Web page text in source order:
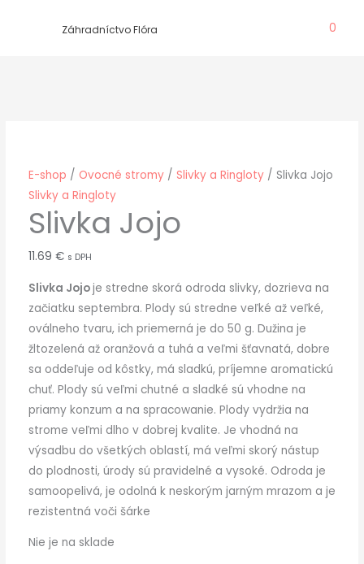
Záhradníctvo Flóra 0
E-shop / Ovocné stromy/ Slivky a Ringloty/ Slivka Jojo
Slivky a Ringloty
Slivka Jojo
11.69 € s DPH
Slivka Jojoje stredne skorá odroda slivky, dozrieva na
začiatku septembra. Plody sú stredne veľké až veľké,
oválneho tvaru, ich priemerná je do 50 g. Dužina je
žltozelená až oranžová a tuhá a veľmi šťavnatá, dobre
sa oddeľuje od kôstky, má sladkú, príjemne aromatickú
chuť. Plody sú veľmi chutné a sladké sú vhodne na
priamy konzum a na spracowanie. Plody vydržia na
strome veľmi dlho v dobrej kvalite. Je vhodná na
výsadbu do všetkých oblastí, má veľmi skorý nástup
do plodnosti, úrody sú pravidelné a vysoké. Odroda je
samoopelivá, je odolná k neskorým jarným mrazom a je
rezistentná voči šárke
Nie je na sklade